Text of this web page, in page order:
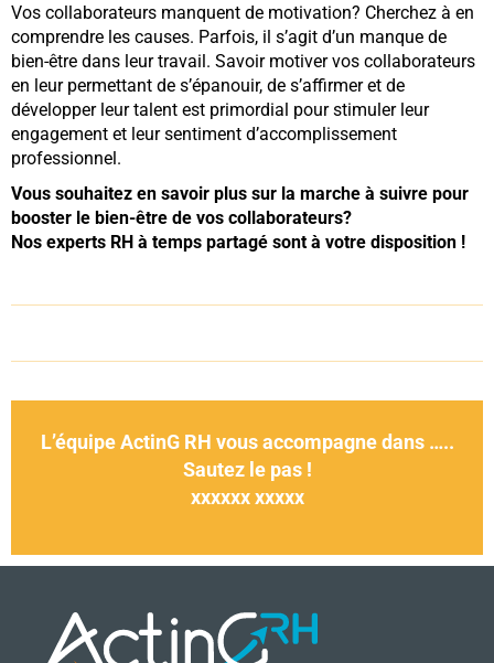
Vos collaborateurs manquent de motivation? Cherchez à en
comprendre les causes. Parfois, il s’agit d’un manque de
bien-être dans leur travail. Savoir motiver vos collaborateurs
en leur permettant de s’épanouir, de s’affirmer et de
développer leur talent est primordial pour stimuler leur
engagement et leur sentiment d’accomplissement
professionnel.
Vous souhaitez en savoir plus sur la marche à suivre pour
booster le bien-être de vos collaborateurs?
Nos experts RH à temps partagé sont à votre disposition !
L’équipe ActinG RH vous accompagne dans …..
Sautez le pas !
xxxxxx xxxxx